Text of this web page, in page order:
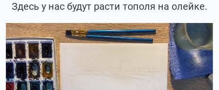
Здесь у нас будут расти тополя на олейке.